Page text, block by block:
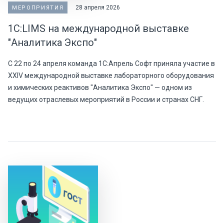
МЕРОПРИЯТИЯ 28 апреля 2026
1С:LIMS на международной выставке
"Аналитика Экспо"
С 22 по 24 апреля команда 1С:Апрель Софт приняла участие в
XXIV международной выставке лабораторного оборудования
и химических реактивов "Аналитика Экспо" — одном из
ведущих отраслевых мероприятий в России и странах СНГ.